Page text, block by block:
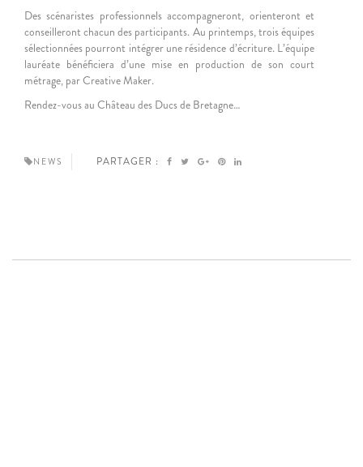
Des scénaristes professionnels accompagneront, orienteront et
conseilleront chacun des participants. Au printemps, trois équipes
sélectionnées pourront intégrer une résidence d’écriture. L’équipe
lauréate bénéficiera d’une mise en production de son court
métrage, par Creative Maker.
Rendez-vous au Château des Ducs de Bretagne…
NEWS PARTAGER :